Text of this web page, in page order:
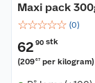
Maxi pack
☆☆☆☆☆ (0)
62 90 stk
(20967 per kilogram)